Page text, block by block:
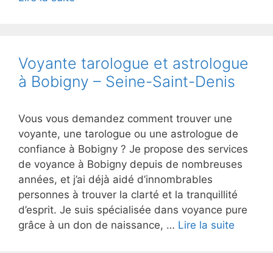
Voyante tarologue et astrologue
à Bobigny – Seine-Saint-Denis
Vous vous demandez comment trouver une
voyante, une tarologue ou une astrologue de
confiance à Bobigny ? Je propose des services
de voyance à Bobigny depuis de nombreuses
années, et j’ai déjà aidé d’innombrables
personnes à trouver la clarté et la tranquillité
d’esprit. Je suis spécialisée dans voyance pure
grâce à un don de naissance, … Lire la suite